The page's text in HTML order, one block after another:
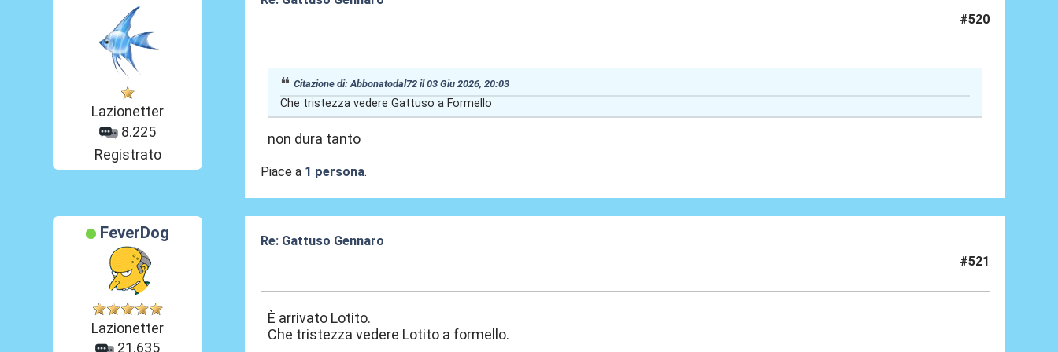
Lazionetter
8.225
Registrato
#520
Citazione di: Abbonatodal72 il 03 Giu 2026, 20:03
Che tristezza vedere Gattuso a Formello
non dura tanto
Piace a 1 persona.
FeverDog
Lazionetter
21.635
Re: Gattuso Gennaro
#521
È arrivato Lotito.
Che tristezza vedere Lotito a formello.